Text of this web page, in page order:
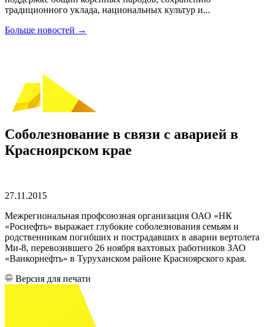
традиционного уклада, национальных культур и...
Больше новостей →
Соболезнование в связи с аварией в
Красноярском крае
27.11.2015
Межрегиональная профсоюзная организация ОАО «НК
«Роснефть» выражает глубокие соболезнования семьям и
родственникам погибших и пострадавших в аварии вертолета
Ми-8, перевозившего 26 ноября вахтовых работников ЗАО
«Ванкорнефть» в Туруханском районе Красноярского края.
Версия для печати